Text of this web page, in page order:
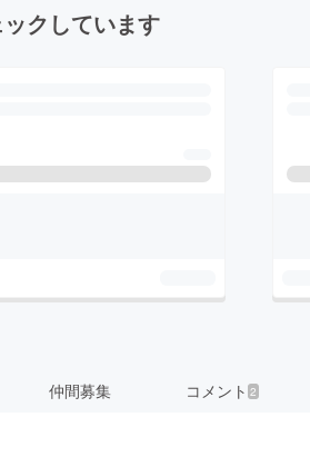
クしています
仲間募集 コメント 2